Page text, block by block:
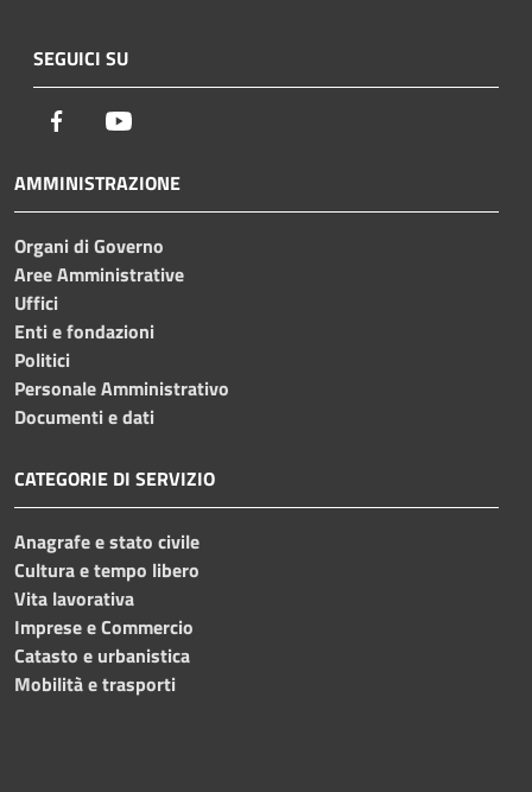
SEGUICI SU
Facebook
AMMINISTRAZIONE
Organi di Governo
Aree Amministrative
Uffici
Enti e fondazioni
Politici
Personale Amministrativo
Documenti e dati
CATEGORIE DI SERVIZIO
Anagrafe e stato civile
Cultura e tempo libero
Vita lavorativa
Imprese e Commercio
Catasto e urbanistica
Mobilità e trasporti